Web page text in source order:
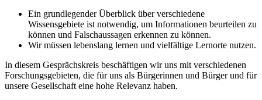
Ein grundlegender Überblick über verschiedene
Wissensgebiete ist notwendig, um Informationen beurteilen zu
können und Falschaussagen erkennen zu können.
Wir müssen lebenslang lernen und vielfältige Lernorte nutzen.
In diesem Gesprächskreis beschäftigen wir uns mit verschiedenen
Forschungsgebieten, die für uns als Bürgerinnen und Bürger und für
unsere Gesellschaft eine hohe Relevanz haben.